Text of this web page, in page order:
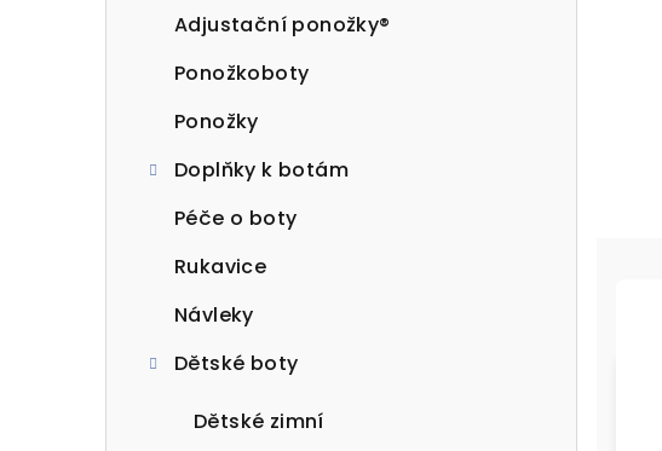
Adjustační ponožky®
Ponožkoboty
Ponožky
Doplňky k botám
Péče o boty
Rukavice
Návleky
Dětské boty
Dětské zimní